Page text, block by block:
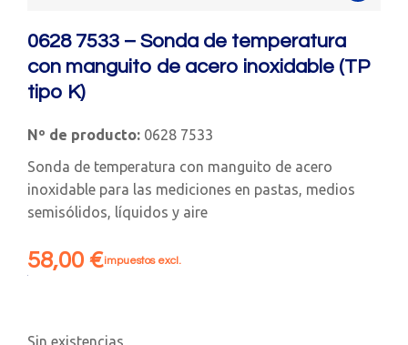
0628 7533 – Sonda de temperatura
con manguito de acero inoxidable (TP
tipo K)
Nº de producto: 0628 7533
Sonda de temperatura con manguito de acero
inoxidable para las mediciones en pastas, medios
semisólidos, líquidos y aire
58,00 €impuestos excl.
Sin existencias